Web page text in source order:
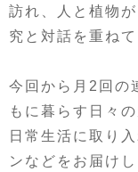
訪れ、人と植物
究と対話を重ねて
今回から月2回の
もに暮らす日々
日常生活に取り
ンなどをお届け